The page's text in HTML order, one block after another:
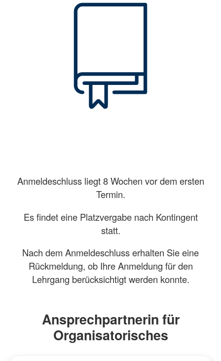
Anmeldeschluss liegt 8 Wochen vor dem ersten
Termin.
Es findet eine Platzvergabe nach Kontingent
statt.
Nach dem Anmeldeschluss erhalten Sie eine
Rückmeldung, ob Ihre Anmeldung für den
Lehrgang berücksichtigt werden konnte.
Ansprechpartnerin für
Organisatorisches